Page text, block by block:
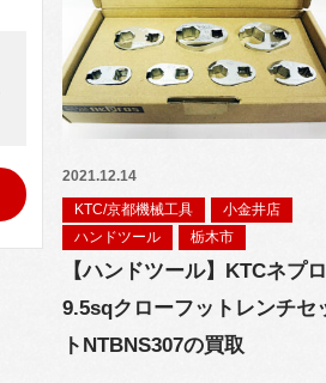
2021.12.14
KTC/京都機械工具
小金井店
ハンドツール
栃木市
【ハンドツール】KTCネプ
9.5sqクローフットレンチセ
トNTBNS307の買取